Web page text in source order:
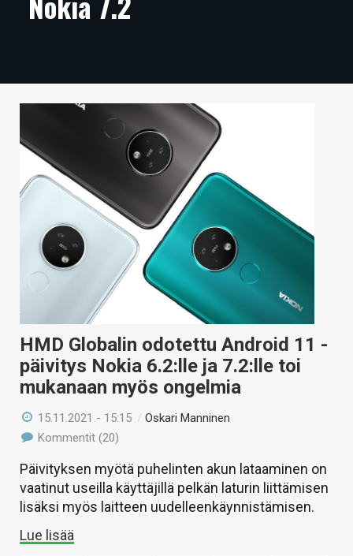
ARTIKKELIT
TECHBBS
HINTA.FI
KAUPPA
VAIHDA TEEMA
HMD Globalin odotettu Android 11 -
päivitys Nokia 6.2:lle ja 7.2:lle toi
mukanaan myös ongelmia
15.11.2021 - 15:15 /Oskari Manninen
Kommentit (20)
Päivityksen myötä puhelinten akun lataaminen on
vaatinut useilla käyttäjillä pelkän laturin liittämisen
lisäksi myös laitteen uudelleenkäynnistämisen.
Lue lisää